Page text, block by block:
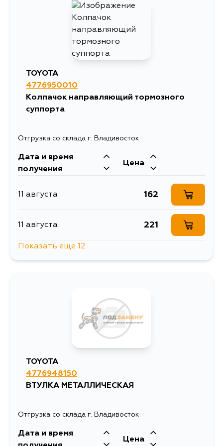
TOYOTA
4776950010
Колпачок направляющий тормозного
суппорта
Отгрузка со склада г. Владивосток
Дата и время
получения
Цена
11 августа 162
11 августа 221
184
195
13 августа
16 августа 189
Показать еще 12
TOYOTA
4776948150
ВТУЛКА МЕТАЛЛИЧЕСКАЯ
Отгрузка со склада г. Владивосток
Дата и время
Цена